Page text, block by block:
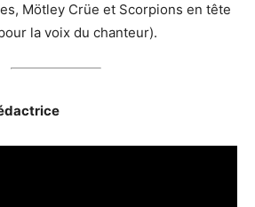
Mötley Crüe et Scorpions en tête
la voix du chanteur).